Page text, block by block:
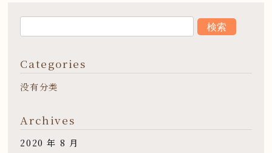
Categories
没有分类
Archives
2020 年 8 月